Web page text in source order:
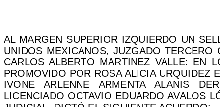
AL MARGEN SUPERIOR IZQUIERDO UN
UNIDOS MEXICANOS, JUZGADO TERCERO
CARLOS ALBERTO MARTINEZ VALLE: EN
PROMOVIDO POR ROSA ALICIA URQUIDEZ
IVONE ARLENNE ARMENTA ALANIS
LICENCIADO OCTAVIO EDUARDO AVALOS